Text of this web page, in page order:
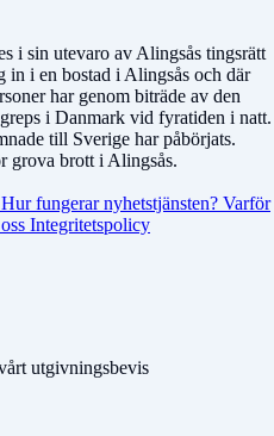
i sin utevaro av Alingsås tingsrätt
in i en bostad i Alingsås och där
har genom biträde av den
i Danmark vid fyratiden i natt.
till Sverige har påbörjats.
grova brott i Alingsås.
Hur fungerar nyhetstjänsten? Varför
Integritetspolicy
utgivningsbevis